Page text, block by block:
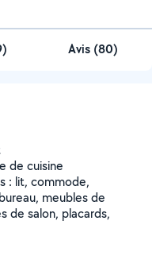
) Avis (80)
de cuisine
: lit, commode,
meubles de
de salon, placards,